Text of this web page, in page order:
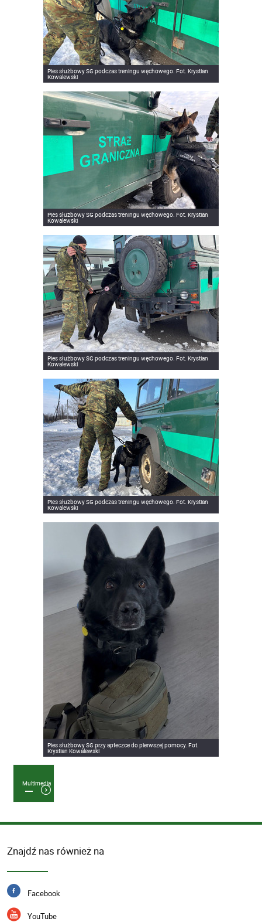
Pies służbowy SG podczas treningu węchowego. Fot. Krystian
Kowalewski
Pies służbowy SG podczas treningu węchowego. Fot. Krystian
Kowalewski
Pies służbowy SG podczas treningu węchowego. Fot. Krystian
Kowalewski
Pies służbowy SG podczas treningu węchowego. Fot. Krystian
Kowalewski
Pies służbowy SG przy apteczce do pierwszej pomocy. Fot.
Krystian Kowalewski
Multimedia
Znajdź nas również na
Facebook
YouTube